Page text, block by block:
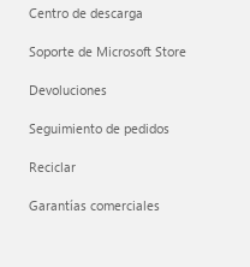
Centro de descarga
Soporte de Microsoft Store
Devoluciones
Seguimiento de pedidos
Reciclar
Garantías comerciales